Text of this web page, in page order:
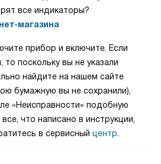
все индикаторы?
магазина
прибор и включите. Если
поскольку вы не указали
найдите на нашем сайте
бумажную вы не сохранили),
«Неисправности» подобную
что написано в инструкции,
в сервисный центр.